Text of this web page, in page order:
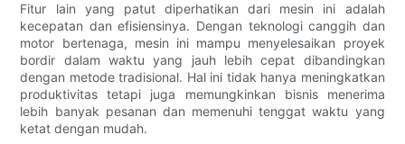
Fitur lain yang patut diperhatikan dari mesin ini adalah
kecepatan dan efisiensinya. Dengan teknologi canggih dan
motor bertenaga, mesin ini mampu menyelesaikan proyek
bordir dalam waktu yang jauh lebih cepat dibandingkan
dengan metode tradisional. Hal ini tidak hanya meningkatkan
produktivitas tetapi juga memungkinkan bisnis menerima
lebih banyak pesanan dan memenuhi tenggat waktu yang
ketat dengan mudah.